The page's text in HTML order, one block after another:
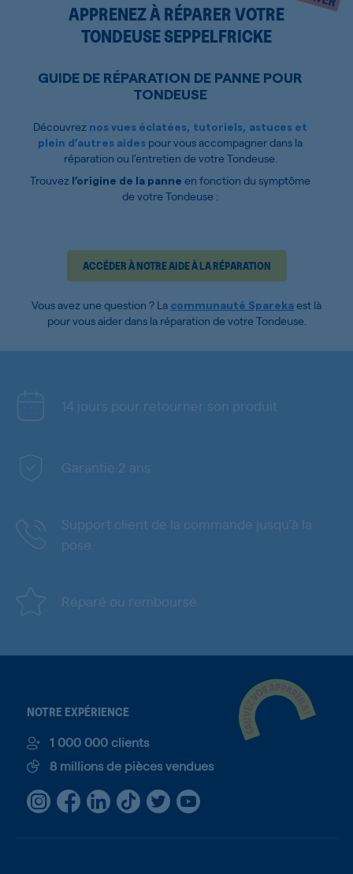
APPRENEZ À RÉPARER VOTRE
TONDEUSE SEPPELFRICKE
GUIDE DE RÉPARATION DE PANNE POUR
TONDEUSE
Découvrez nos vues éclatées, tutoriels, astuces et
plein d’autres aides pour vous accompagner dans la
réparation ou l’entretien de votre Tondeuse.
Trouvez l’origine de la panne en fonction du symptôme
de votre Tondeuse :
ACCÉDER À NOTRE AIDE À LA RÉPARATION
Vous avez une question ? La communauté Spareka est là
pour vous aider dans la réparation de votre Tondeuse.
14 jours pour retourner son produit
Garantie 2 ans
Support client de la commande jusqu'à la
pose
Réparé ou remboursé
NOTRE EXPÉRIENCE
1 000 000 clients
8 millions de pièces vendues